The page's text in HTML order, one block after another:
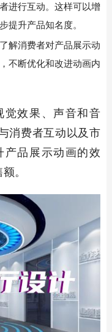
进行互动。这样可以增
提升产品知名度。
解消费者对产品展示动
不断优化和改进动画内
觉效果、声音和音
消费者互动以及市
产品展示动画的效
。